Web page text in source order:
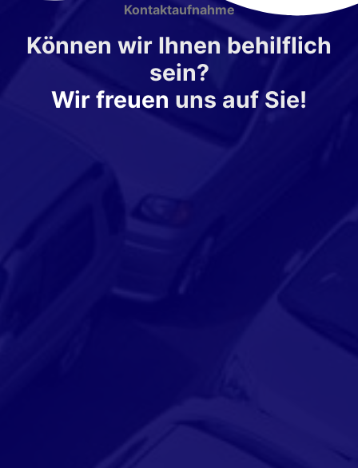
Kontaktaufnahme
Können wir Ihnen behilflich
sein?
Wir freuen uns auf Sie!